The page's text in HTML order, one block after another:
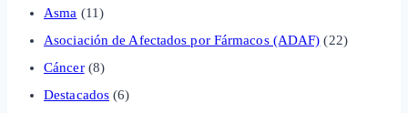
Asma (11)
Asociación de Afectados por Fármacos (ADAF) (22)
Cáncer(8)
Destacados (6)